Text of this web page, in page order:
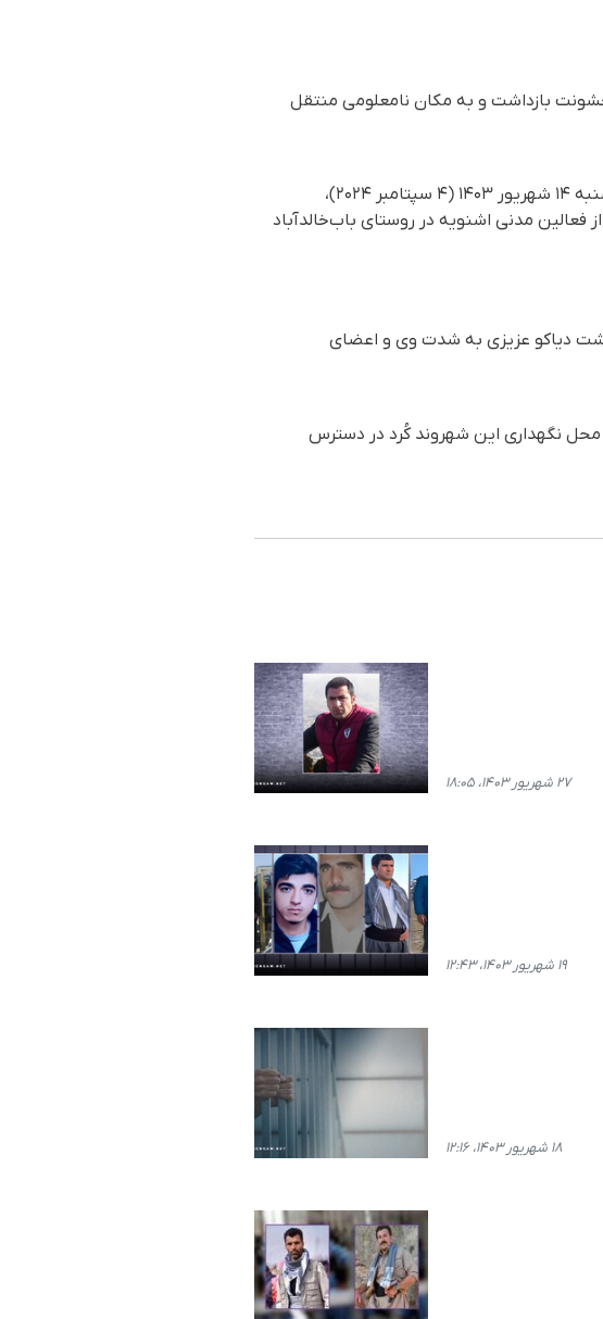
بازداشت و به مکان نامعلومی منتقل
بر اساس گزارش رسیده به سازمان حقوق بشری هه‌نگاو، ساعت یک بامداد روز چهارشنبه ۱۴ شهریور ۱۴۰۳ (۴ سپتامبر ۲۰۲۴)،
پاسداران با هجوم به منزل خانوادگی دیاکو عزیزی ۳۴ ساله و از فعالین مدنی اشنویه در روستای باب‌خالدآباد
دیاکو عزیزی به شدت وی و اعضای
محل نگهداری این شهروند کُرد در دسترس
۲۷ شهریور ۱۴۰۳، ۱۸:۰۵
۱۹ شهریور ۱۴۰۳، ۱۲:۴۳
۱۸ شهریور ۱۴۰۳، ۱۲:۱۶